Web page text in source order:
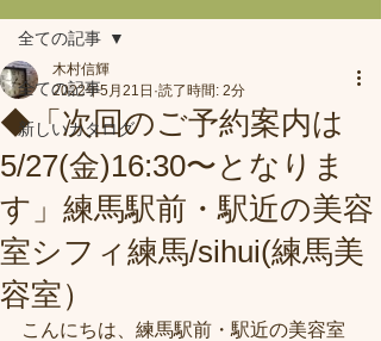
全ての記事
新しいカタログ
全ての記事
◆「次回のご予約案内は
5/27(金)16:30〜となりま
す」練馬駅前・駅近の美容
室シフィ練馬/sihui(練馬美
容室）
木村信輝
2022年5月21日 読了時間: 2分
こんにちは、練馬駅前・駅近の美容室